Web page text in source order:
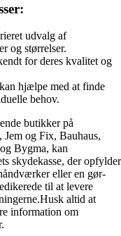
udvalg af
og størrelser.
for deres kvalitet og
hjælpe med at finde
behov.
butikker på
og Fix, Bauhaus,
Bygma, kan
skydekasse, der opfylder
eller en gør-
til at levere
altid at
information om